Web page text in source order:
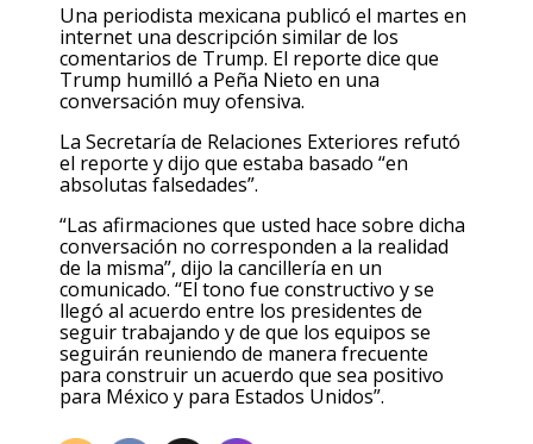
Una periodista mexicana publicó el martes en
internet una descripción similar de los
comentarios de Trump. El reporte dice que
Trump humilló a Peña Nieto en una
conversación muy ofensiva.
La Secretaría de Relaciones Exteriores refutó
el reporte y dijo que estaba basado “en
absolutas falsedades”.
“Las afirmaciones que usted hace sobre dicha
conversación no corresponden a la realidad
de la misma”, dijo la cancillería en un
comunicado. “El tono fue constructivo y se
llegó al acuerdo entre los presidentes de
seguir trabajando y de que los equipos se
seguirán reuniendo de manera frecuente
para construir un acuerdo que sea positivo
para México y para Estados Unidos”.